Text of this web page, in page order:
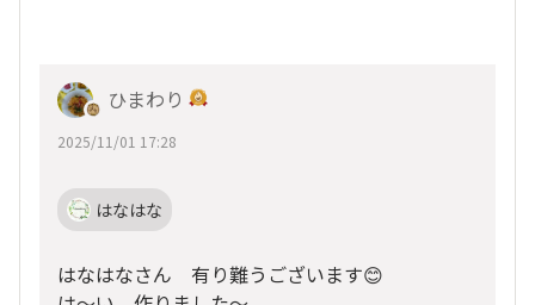
ひまわり
2025/11/01 17:28
はなはな
はなはなさん 有り難うございます😊